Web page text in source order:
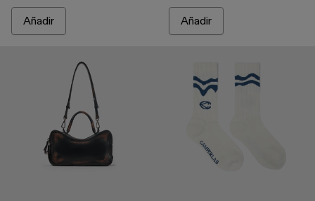
Añadir Añadir